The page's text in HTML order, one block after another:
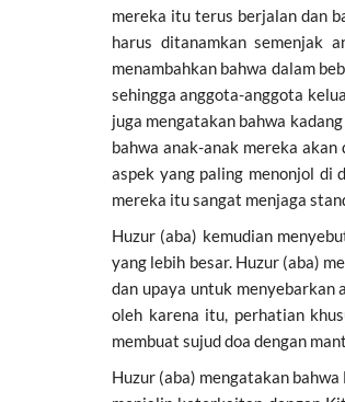
mereka itu terus berjalan dan
harus ditanamkan semenjak
menambahkan bahwa dalam
sehingga anggota-anggota
juga mengatakan bahwa
bahwa anak-anak mereka
aspek yang paling menonjol di
mereka itu sangat menjaga
Huzur (aba) kemudian
yang lebih besar. Huzur (aba)
dan upaya untuk menyebarkan
oleh karena itu, perhatian
membuat sujud doa dengan
Huzur (aba) mengatakan